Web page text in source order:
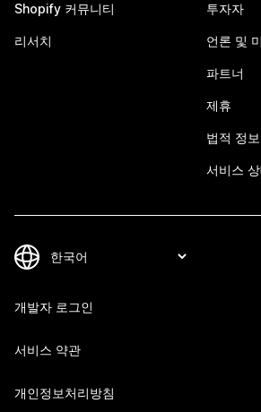
Shopify 커뮤니티
리서치
투자자
언론 및
파트너
제휴
법적 정보
서비스
개발자 로그인
서비스 약관
개인정보처리방침